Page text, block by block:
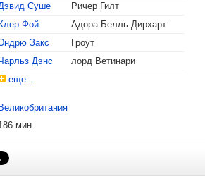
Суше
Ричер Гилт
Клер Фой
Адора Белль Дирхарт
Закс
Гроут
Дэнс
лорд Ветинари
еще...
Великобритания
мин.